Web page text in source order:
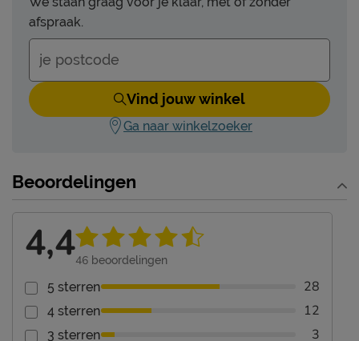
afspraak.
Vind jouw winkel
Ga naar winkelzoeker
Beoordelingen
4,446 beoordelingen
5 sterren 28
4 sterren 12
3 sterren 3